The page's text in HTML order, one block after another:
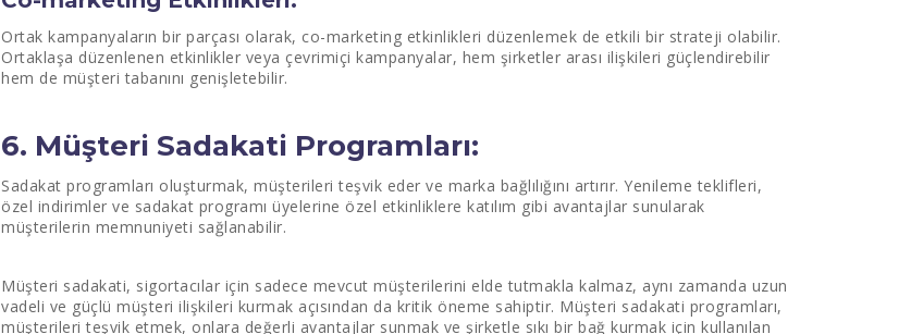
Ortak kampanyaların bir parçası olarak, co-marketing etkinlikleri düzenlemek de etkili bir strateji olabilir.
Ortaklaşa düzenlenen etkinlikler veya çevrimiçi kampanyalar, hem şirketler arası ilişkileri güçlendirebilir
hem de müşteri tabanını genişletebilir.
6. Müşteri Sadakati Programları:
Sadakat programları oluşturmak, müşterileri teşvik eder ve marka bağlılığını artırır. Yenileme teklifleri,
özel indirimler ve sadakat programı üyelerine özel etkinliklere katılım gibi avantajlar sunularak
müşterilerin memnuniyeti sağlanabilir.
Müşteri sadakati, sigortacılar için sadece mevcut müşterilerini elde tutmakla kalmaz, aynı zamanda uzun
vadeli ve güçlü müşteri ilişkileri kurmak açısından da kritik öneme sahiptir. Müşteri sadakati programları,
müşterileri teşvik etmek, onlara değerli avantajlar sunmak ve şirketle sıkı bir bağ kurmak için kullanılan